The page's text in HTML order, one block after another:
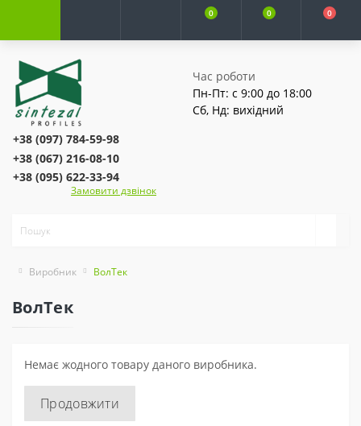
0 0 0
Час роботи
Пн-Пт: с 9:00 до 18:00
Сб, Нд: вихідний
+38 (097) 784-59-98
+38 (067) 216-08-10
+38 (095) 622-33-94
Замовити дзвінок
Виробник ВолТек
ВолТек
Немає жодного товару даного виробника.
Продовжити